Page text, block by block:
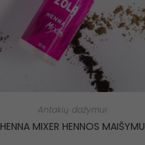
Antakių dažymui
HENNA MIXER HENNOS MAIŠYMU